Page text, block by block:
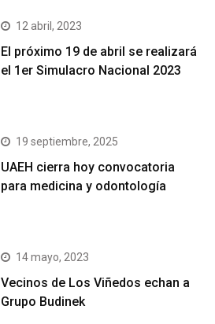
12 abril, 2023
El próximo 19 de abril se realizará
el 1er Simulacro Nacional 2023
19 septiembre, 2025
UAEH cierra hoy convocatoria
para medicina y odontología
14 mayo, 2023
Vecinos de Los Viñedos echan a
Grupo Budinek